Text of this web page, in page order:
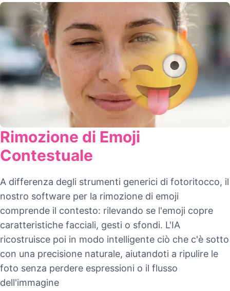
Rimozione di Emoji
Contestuale
A differenza degli strumenti generici di fotoritocco, il
nostro software per la rimozione di emoji
comprende il contesto: rilevando se l'emoji copre
caratteristiche facciali, gesti o sfondi. L'IA
ricostruisce poi in modo intelligente ciò che c'è sotto
con una precisione naturale, aiutandoti a ripulire le
foto senza perdere espressioni o il flusso
dell'immagine